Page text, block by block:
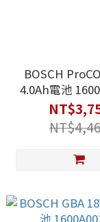
BOSCH
4.0Ah電池